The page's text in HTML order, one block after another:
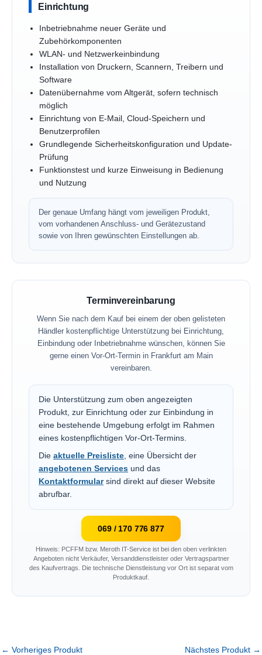
Einrichtung
Inbetriebnahme neuer Geräte und
Zubehörkomponenten
WLAN- und Netzwerkeinbindung
Installation von Druckern, Scannern, Treibern und
Software
Datenübernahme vom Altgerät, sofern technisch
möglich
Einrichtung von E-Mail, Cloud-Speichern und
Benutzerprofilen
Grundlegende Sicherheitskonfiguration und Update-
Prüfung
Funktionstest und kurze Einweisung in Bedienung
und Nutzung
Der genaue Umfang hängt vom jeweiligen Produkt,
vom vorhandenen Anschluss- und Gerätezustand
sowie von Ihren gewünschten Einstellungen ab.
Terminvereinbarung
Wenn Sie nach dem Kauf bei einem der oben gelisteten
Händler kostenpflichtige Unterstützung bei Einrichtung,
Einbindung oder Inbetriebnahme wünschen, können Sie
gerne einen Vor-Ort-Termin in Frankfurt am Main
vereinbaren.
Die Unterstützung zum oben angezeigten
Produkt, zur Einrichtung oder zur Einbindung in
eine bestehende Umgebung erfolgt im Rahmen
eines kostenpflichtigen Vor-Ort-Termins.
Die aktuelle Preisliste , eine Übersicht der
angebotenen Services und das
Kontaktformularsind direkt auf dieser Website
abrufbar.
069 / 170 776 877
Hinweis: PCFFM bzw. Meroth IT-Service ist bei den oben verlinkten
Angeboten nicht Verkäufer, Versanddienstleister oder Vertragspartner
des Kaufvertrags. Die technische Dienstleistung vor Ort ist separat vom
Produktkauf.
← Vorheriges Produkt Nächstes Produkt →